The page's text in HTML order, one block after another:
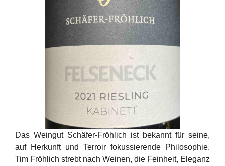
Das Weingut Schäfer-Fröhlich ist bekannt für seine,
auf Herkunft und Terroir fokussierende Philosophie.
Tim Fröhlich strebt nach Weinen, die Feinheit, Eleganz